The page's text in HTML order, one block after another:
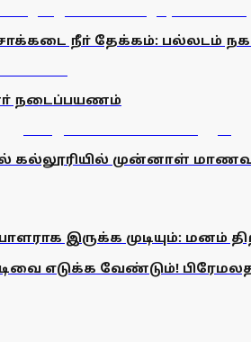
சாக்கடை நீா் தேக்கம்: பல்லடம்
நடைப்பயணம்
கல்லூரியில் முன்னாள்
இருக்க முடியும்: மனம்
எடுக்க வேண்டும்! பிரேமலதா